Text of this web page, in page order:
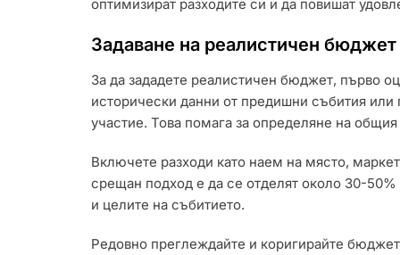
оптимизират разходите си и да повишат
Задаване на реалистичен бюджет
За да зададете реалистичен бюджет, първо
исторически данни от предишни събития или
участие. Това помага за определяне на
Включете разходи като наем на място,
срещан подход е да се отделят около 30-
и целите на събитието.
Редовно преглеждайте и коригирайте